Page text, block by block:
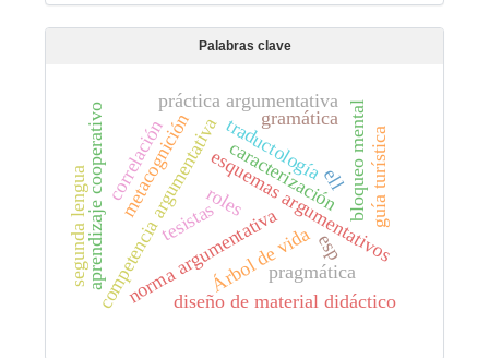
Palabras clave
competencia argumentativaesquemas argumentativos
norma argumentativa
práctica argumentativa
aprendizaje cooperativometacognición bloqueo mental
tesistas
diseño de material didáctico
Árbol de vida
caracterización
traductología guía turística
pragmática
gramática
correlación
segunda lengua esp
ell
roles